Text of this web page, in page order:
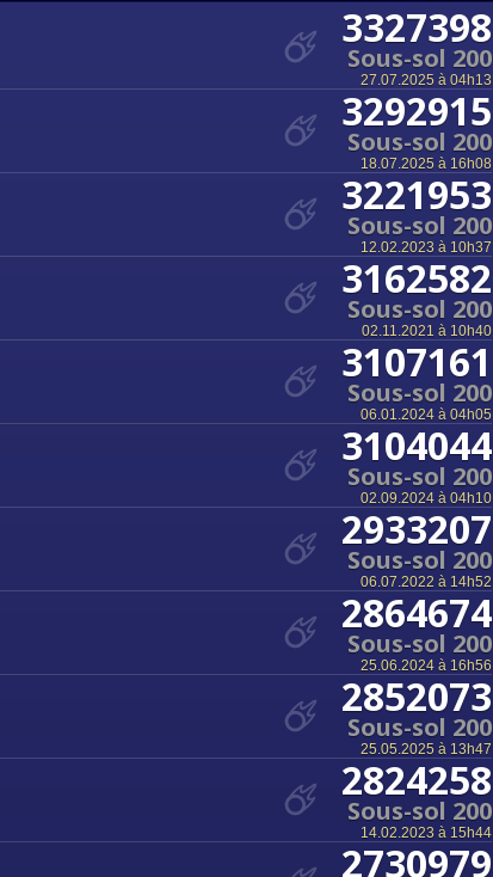
3327398
Sous-sol 200
27.07.2025 à 04h13
3292915
Sous-sol 200
18.07.2025 à 16h08
3221953
Sous-sol 200
12.02.2023 à 10h37
3162582
Sous-sol 200
02.11.2021 à 10h40
3107161
Sous-sol 200
06.01.2024 à 04h05
3104044
Sous-sol 200
02.09.2024 à 04h10
2933207
Sous-sol 200
06.07.2022 à 14h52
2864674
Sous-sol 200
25.06.2024 à 16h56
2852073
Sous-sol 200
25.05.2025 à 13h47
2824258
Sous-sol 200
14.02.2023 à 15h44
2730979